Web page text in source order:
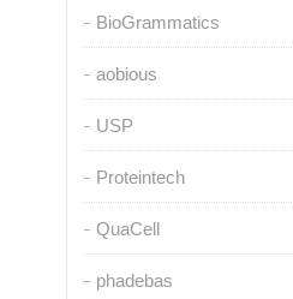
BioGrammatics
aobious
USP
Proteintech
QuaCell
phadebas